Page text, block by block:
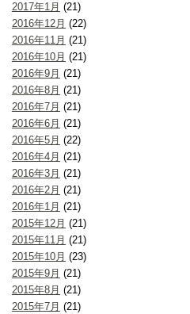
2017年1月 (21)
2016年12月 (22)
2016年11月 (21)
2016年10月 (21)
2016年9月 (21)
2016年8月 (21)
2016年7月 (21)
2016年6月 (21)
2016年5月 (22)
2016年4月 (21)
2016年3月 (21)
2016年2月 (21)
2016年1月 (21)
2015年12月 (21)
2015年11月 (21)
2015年10月 (23)
2015年9月 (21)
2015年8月 (21)
2015年7月 (21)